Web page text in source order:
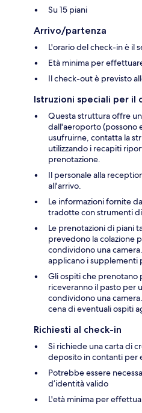
Su 15 piani
Arrivo/partenza
L'orario del check-in è il
Età minima per
Il check-out è previsto
Istruzioni speciali per il
Questa struttura offre
dall'aeroporto (possono
usufruirne, contatta la
utilizzando i recapiti
prenotazione.
Il personale alla
all'arrivo.
Le informazioni fornite
tradotte con strumenti
Le prenotazioni di piani
prevedono la colazione
condividono una
applicano i supplementi
Gli ospiti che prenotano
riceveranno il pasto per
condividono una
cena di eventuali ospiti
Richiesti al check-in
Si richiede una carta di
deposito in contanti per
Potrebbe essere
d’identità valido
L'età minima per